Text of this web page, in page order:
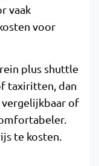
vaak
voor
plus shuttle
taxiritten, dan
vergelijkbaar of
te kosten.